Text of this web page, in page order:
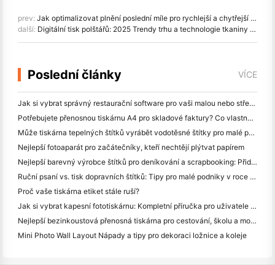
prev: Jak optimalizovat plnění poslední míle pro rychlejší a chytřejší dodávky
další: Digitální tisk polštářů: 2025 Trendy trhu a technologie tkaniny hluboký ponor
Poslední články VÍCE
Jak si vybrat správný restaurační software pro vaši malou nebo střední restauraci
Potřebujete přenosnou tiskárnu A4 pro skladové faktury? Co vlastně funguje
Může tiskárna tepelných štítků vyrábět vodotěsné štítky pro malé podniky?
Nejlepší fotoaparát pro začátečníky, kteří nechtějí plýtvat papírem
Nejlepší barevný výrobce štítků pro deníkování a scrapbooking: Přidat více barev na každou stránku
Ruční psaní vs. tisk dopravních štítků: Tipy pro malé podniky v roce 2026
Proč vaše tiskárna etiket stále ruší?
Jak si vybrat kapesní fototiskárnu: Kompletní příručka pro uživatele deníků, cestování a iPhone
Nejlepší bezinkoustová přenosná tiskárna pro cestování, školu a mobilní práci: Hanin MT620 Pro Review
Mini Photo Wall Layout Nápady a tipy pro dekoraci ložnice a koleje